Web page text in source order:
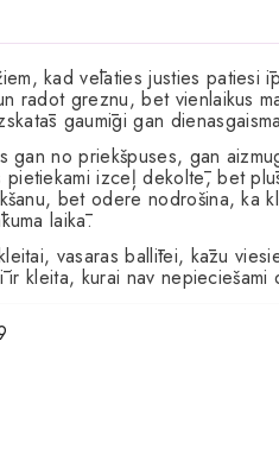
kad vēlaties justies patiesi
radot greznu, bet vienlaikus
gaumīgi gan
gan no priekšpuses, gan
izceļ dekoltē, bet
bet odere nodrošina, ka
laikā.
vasaras ballītei, kāzu
kleita, kurai nav nepieciešami